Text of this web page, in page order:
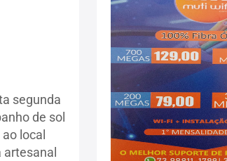
segunda
de sol
local